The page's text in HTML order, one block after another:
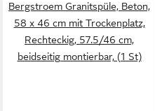
Bergstroem Granitspüle, Beton,
58 x 46 cm mit Trockenplatz,
Rechteckig, 57.5/46 cm,
beidseitig montierbar, (1 St)